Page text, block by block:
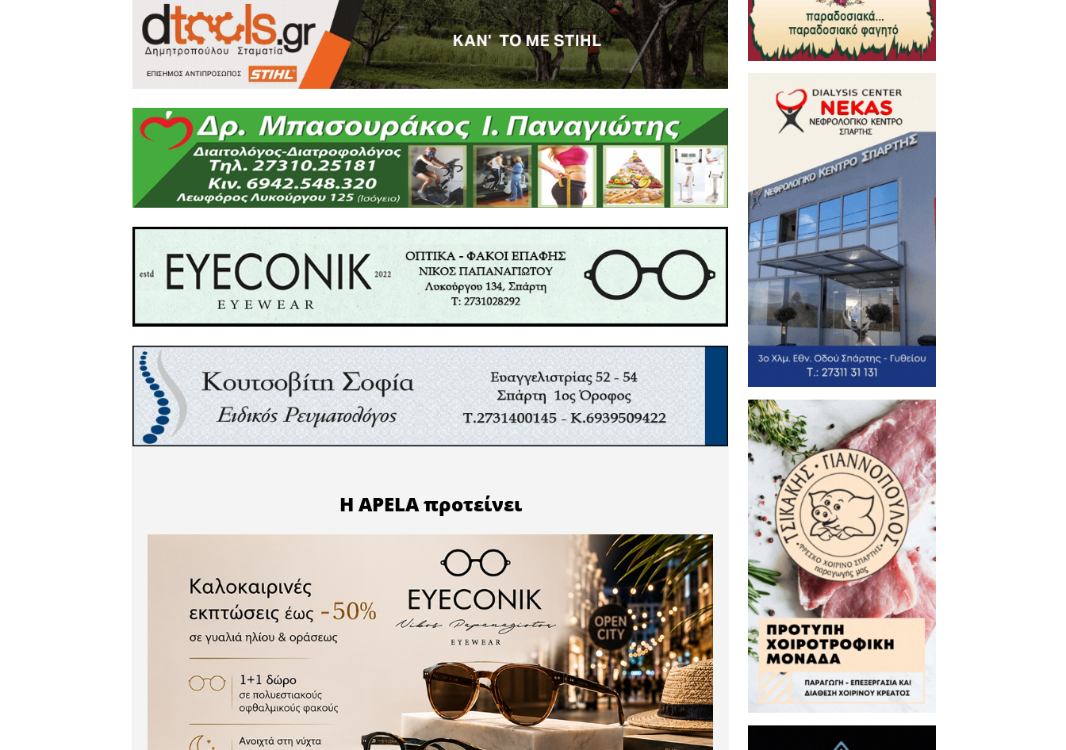
Οι ενδιαφερόμενοι μπορούν να διαβάσουν στον παρακάτω σύνδεσμο την έκδοση .pdf του τόμου, η οποία
είναι επίσης διαθέσιμη στο διαδίκτυο, σε μορφή ανοιχτής πρόσβασης, στον Πανεπιστημιακό Εκδοτικό Οίκο
Sapienza και στα Βιβλία Google:https://www.editricesapienza.it/book/8149.
Επίσης, στον παρακάτω σύνδεσμο μπορείτε να δείτε την συνέντευξη τύπου που δόθηκε στις 11/9/2022 για την
παρουσίαση του πρώτου τεύχους του Επιστημονικού περιοδικού Historical Review of Sparta:
https://www.youtube.com/watch?v=H4p0Yv1jsIE
Από το Δ.Σ. του Ινστιτούτου Σπάρτης